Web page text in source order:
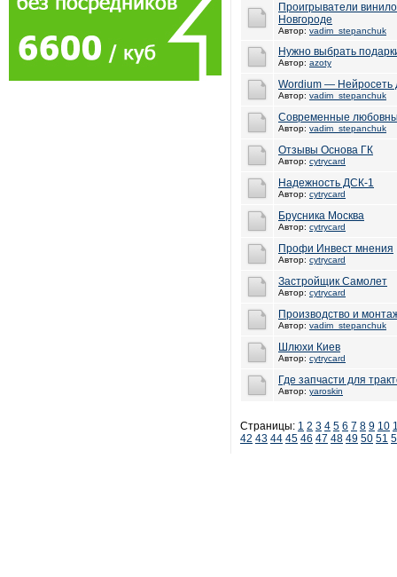
Проигрыватели
Новгороде
Автор: vadim_stepanchuk
Нужно выбрать
Автор: azoty
Wordium — Нейросеть
Автор: vadim_stepanchuk
Современные
Автор: vadim_stepanchuk
Отзывы Основа ГК
Автор: cytrycard
Надежность ДСК-1
Автор: cytrycard
Брусника Москва
Автор: cytrycard
Профи Инвест мнения
Автор: cytrycard
Застройщик Самолет
Автор: cytrycard
Производство и
Автор: vadim_stepanchuk
Шлюхи Киев
Автор: cytrycard
Где запчасти для
Автор: yaroskin
Страницы: 1 2 3 4 5 6 7 8 9 10
42 43 44 45 46 47 48 49 50 51